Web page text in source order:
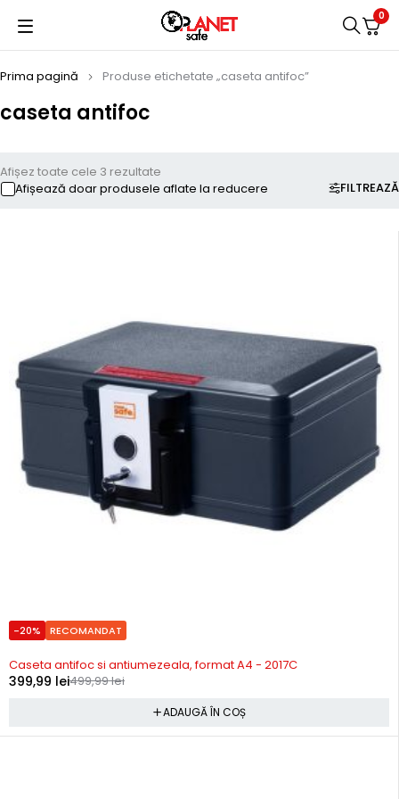
0
caseta antifoc
Prima pagină Produse etichetate „caseta antifoc”
FILTREAZĂ
Afișez toate cele 3 rezultate
Afișează doar produsele aflate la reducere
-20% RECOMANDAT
In stoc
Caseta antifoc si antiumezeala, format A4 - 2017C
499,99lei
399,99 lei
ADAUGĂ ÎN COȘ